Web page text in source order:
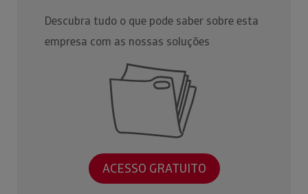
Descubra tudo o que pode saber sobre esta
empresa com as nossas soluções
ACESSO GRATUITO